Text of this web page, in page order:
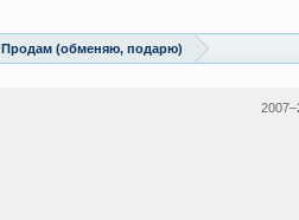
Продам (обменяю, подарю)
2007–